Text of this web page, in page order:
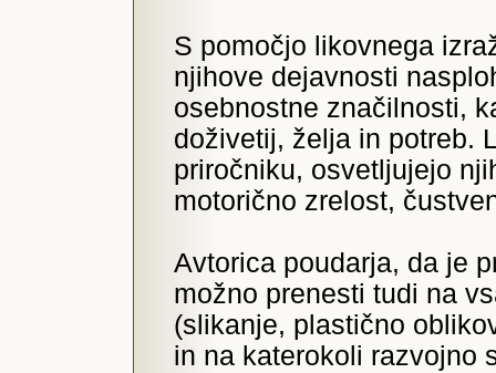
S pomočjo likovnega
njihove dejavnosti
osebnostne značilnosti,
doživetij, želja in potreb.
priročniku, osvetljujejo
motorično zrelost,
Avtorica poudarja, da je
možno prenesti tudi na
(slikanje, plastično
in na katerokoli razvojno